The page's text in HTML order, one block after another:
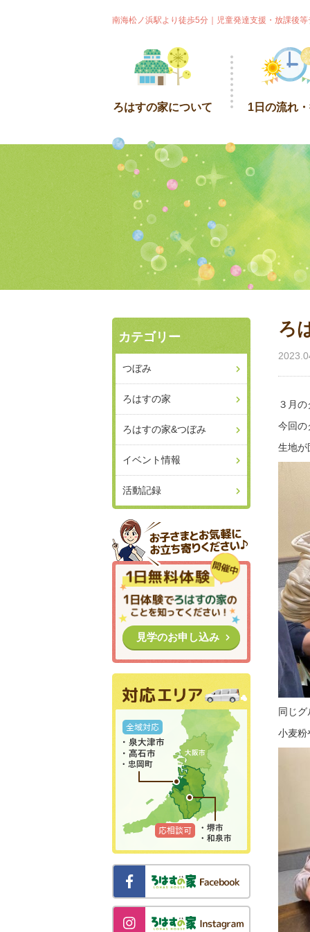
南海松ノ浜駅より徒歩5分｜児童発達支援・放課後
ろはすの家について 1日の流れ
ろ
３月
今回の
生地が
同じ
小麦粉
カテゴリー
つぼみ
ろはすの家
ろはすの家&つぼみ
イベント情報
活動記録
見学のお申し込み